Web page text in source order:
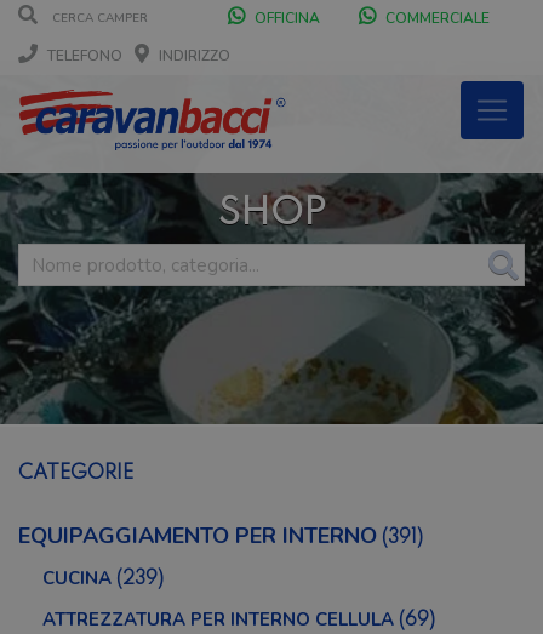
OFFICINA
COMMERCIALE
TELEFONO
INDIRIZZO
SHOP
CATEGORIE
EQUIPAGGIAMENTO PER INTERNO (391)
CUCINA (239)
ATTREZZATURA PER INTERNO CELLULA (69)